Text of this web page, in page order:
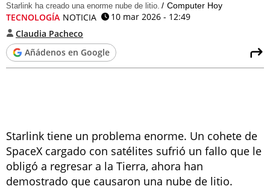
Starlink ha creado una enorme nube de litio. Computer Hoy
TECNOLOGÍA NOTICIA
10 mar 2026 - 12:49
Claudia Pacheco
Añádenos en Google
Starlink tiene un problema enorme. Un cohete de
SpaceX cargado con satélites sufrió un fallo que le
obligó a regresar a la Tierra, ahora han
demostrado que causaron una nube de litio.